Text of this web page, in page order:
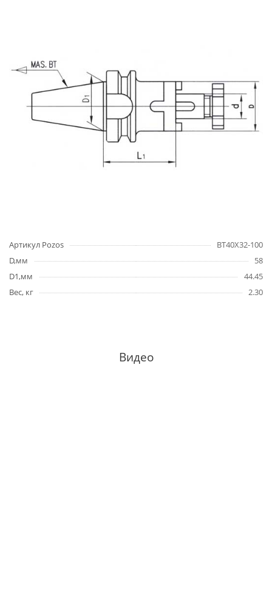
Артикул Pozos
BT40X32-100
D,мм
58
D1,мм
44.45
Вес, кг
2.30
Видео